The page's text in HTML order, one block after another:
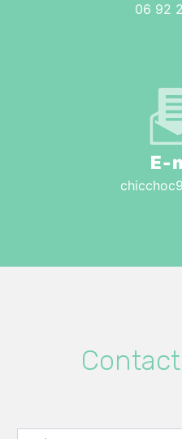
06 92
E-